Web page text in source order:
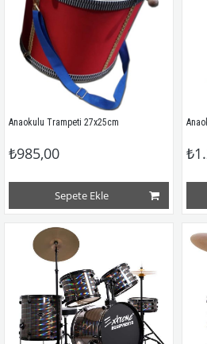
Anaokulu Trampeti 27x25cm
₺985,00
Sepete Ekle